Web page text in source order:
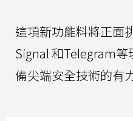
這項新功能料將正面
Signal 和Telegram等
備尖端安全技術的有